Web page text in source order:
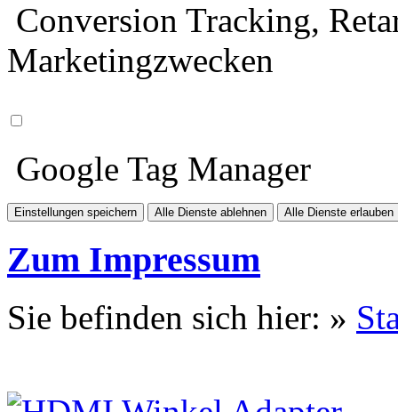
Conversion Tracking,
Marketingzwecken
Google Tag Manager
Einstellungen speichern Alle Dienste ablehnen Alle Dienste erlauben
Zum Impressum
Sie befinden sich hier: »